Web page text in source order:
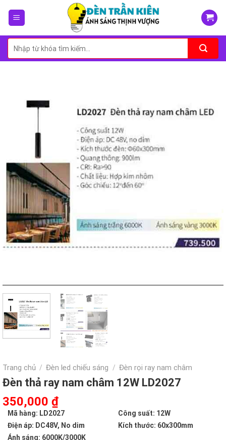
Tìm
kiếm:
Trang chủ / Đèn led chiếu sáng / Đèn rọi ray nam châm
Đèn thả ray nam châm 12W LD2027
Giá
gốc
là:
350,000 ₫Giá
hiện
tại
Mã hàng: LD2027
Công suất: 12W
Điện áp: DC48V, No dim
Kích thước: 60x300mm
Ánh sáng: 6000K/3000K